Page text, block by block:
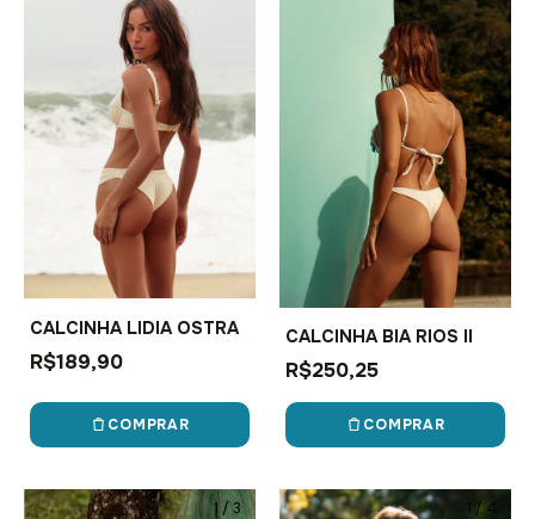
CALCINHA LIDIA OSTRA
R$189,90
COMPRAR
CALCINHA BIA RIOS II
R$250,25
COMPRAR
1/3 1 /4